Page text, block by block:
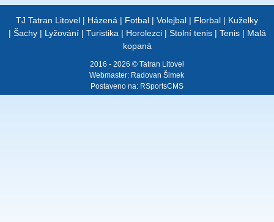
TJ Tatran Litovel | Házená | Fotbal | Volejbal | Florbal | Kuželky
| Šachy| Lyžování| Turistika | Horolezci| Stolní tenis| Tenis| Malá
kopaná
2016 - 2026 © Tatran Litovel
Webmaster: Radovan Šimek
Postaveno na: RSportsCMS